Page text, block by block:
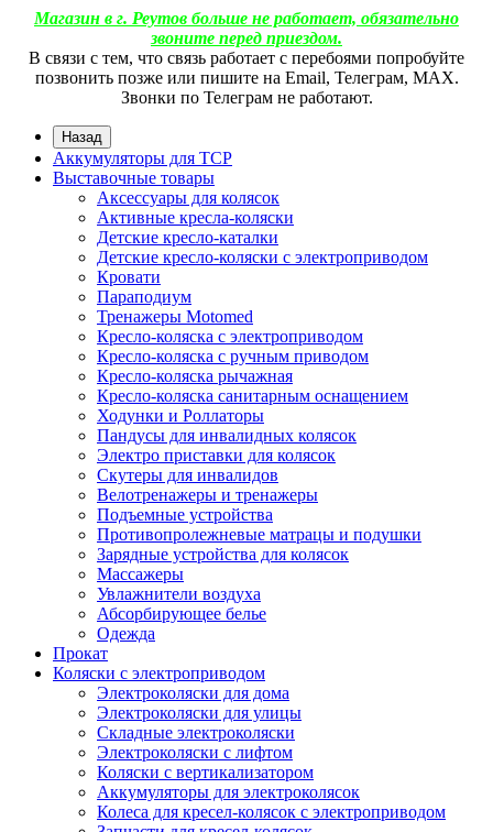
Магазин в г. Реутов больше не работает, обязательно
звоните перед приездом.
В связи с тем, что связь работает с перебоями попробуйте
позвонить позже или пишите на Email, Телеграм, МАХ.
Звонки по Телеграм не работают.
Назад
Аккумуляторы для ТСР
Выставочные товары
Аксессуары для колясок
Активные кресла-коляски
Детские кресло-каталки
Детские кресло-коляски с электроприводом
Кровати
Параподиум
Тренажеры Motomed
Кресло-коляска с электроприводом
Кресло-коляска с ручным приводом
Кресло-коляска рычажная
Кресло-коляска санитарным оснащением
Ходунки и Роллаторы
Пандусы для инвалидных колясок
Электро приставки для колясок
Скутеры для инвалидов
Велотренажеры и тренажеры
Подъемные устройства
Противопролежневые матрацы и подушки
Зарядные устройства для колясок
Массажеры
Увлажнители воздуха
Абсорбирующее белье
Одежда
Прокат
Коляски с электроприводом
Электроколяски для дома
Электроколяски для улицы
Складные электроколяски
Электроколяски с лифтом
Коляски с вертикализатором
Аккумуляторы для электроколясок
Колеса для кресел-колясок с электроприводом